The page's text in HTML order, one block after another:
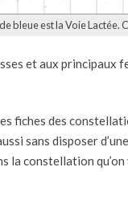
bleue est la Voie
et aux principaux
fiches des
sans disposer
la constellation